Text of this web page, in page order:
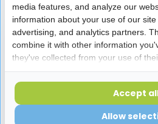
TePe Gingival Gel | 20 ml
media features, and analyze our
information about your use of our
advertising, and analytics partners.
combine it with other information
they've collected from your use of
Allow
Accept